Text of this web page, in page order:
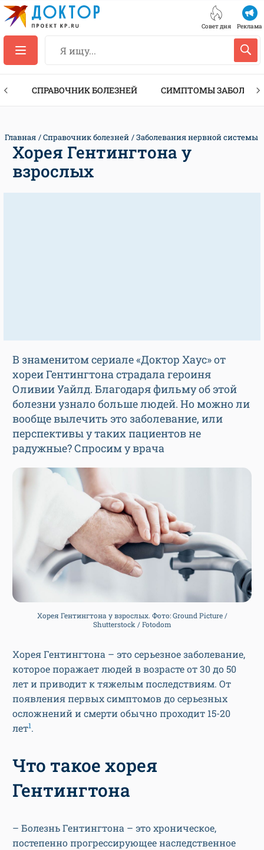
Совет дня Реклама
СПРАВОЧНИК БОЛЕЗНЕЙ СИМПТОМЫ
Главная Справочник болезней Заболевания нервной системы
Хорея Гентингтона у
взрослых
В знаменитом сериале «Доктор Хаус» от
хореи Гентингтона страдала героиня
Оливии Уайлд. Благодаря фильму об этой
болезни узнало больше людей. Но можно ли
вообще вылечить это заболевание, или
перспективы у таких пациентов не
радужные? Спросим у врача
Хорея Гентингтона у взрослых. Фото: Ground Picture /
Shutterstock / Fotodom
Хорея Гентингтона – это серьезное заболевание,
которое поражает людей в возрасте от 30 до 50
лет и приводит к тяжелым последствиям. От
появления первых симптомов до серьезных
осложнений и смерти обычно проходит 15-20
лет1.
Что такое хорея
Гентингтона
– Болезнь Гентингтона – это хроническое,
постепенно прогрессирующее наследственное